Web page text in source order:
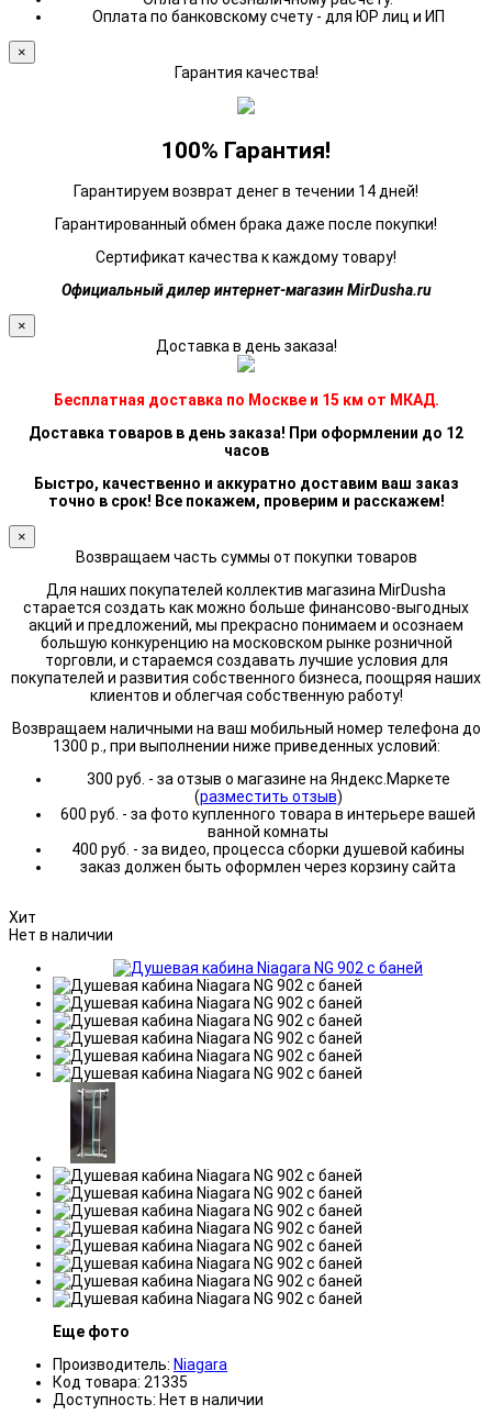
Оплата по банковскому счету - для ЮР лиц и ИП
×
Гарантия качества!
100% Гарантия!
Гарантируем возврат денег в течении 14 дней!
Гарантированный обмен брака даже после покупки!
Сертификат качества к каждому товару!
Официальный дилер интернет-магазин MirDusha.ru
×
Доставка в день заказа!
Бесплатная доставка по Москве и 15 км от МКАД.
Доставка товаров в день заказа! При оформлении до 12
часов
Быстро, качественно и аккуратно доставим ваш заказ
точно в срок! Все покажем, проверим и расскажем!
×
Возвращаем часть суммы от покупки товаров
Для наших покупателей коллектив магазина MirDusha
старается создать как можно больше финансово-выгодных
акций и предложений, мы прекрасно понимаем и осознаем
большую конкуренцию на московском рынке розничной
торговли, и стараемся создавать лучшие условия для
покупателей и развития собственного бизнеса, поощряя наших
клиентов и облегчая собственную работу!
Возвращаем наличными на ваш мобильный номер телефона до
1300 р., при выполнении ниже приведенных условий:
300 руб. - за отзыв о магазине на Яндекс.Маркете
(разместить отзыв)
600 руб. - за фото купленного товара в интерьере вашей
ванной комнаты
400 руб. - за видео, процесса сборки душевой кабины
заказ должен быть оформлен через корзину сайта
Хит
Нет в наличии
Еще фото
Производитель: Niagara
Код товара: 21335
Доступность: Нет в наличии